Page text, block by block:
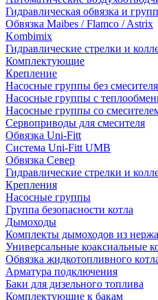
Гидравлическая обвязка и
Обвязка Maibes / Flamco / Astrix
Kombimix
Гидравлические стрелки и
Комплектующие
Крепление
Насосные группы без смесителя
Насосные группы с
Насосные группы со
Сервоприводы для смесителя
Обвязка Uni-Fitt
Система Uni-Fitt UMB
Обвязка Север
Гидравлические стрелки и
Крепления
Насосные группы
Группа безопасности котла
Дымоходы
Комплекты дымоходов из
Универсальные коаксиальные
Обвязка жидкотопливного
Арматура подключения
Баки для дизельного топлива
Комплектующие к бакам